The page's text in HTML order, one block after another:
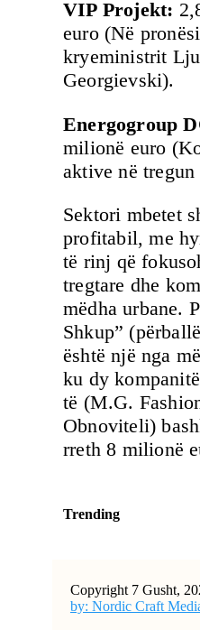
VIP Projekt:
euro (Në
kryeministrit
Georgievski).
Energogroup
milionë euro
aktive në tregun
Sektori mbetet
profitabil, me
të rinj që
tregtare dhe
mëdha urbane.
Shkup”
është një nga
ku dy
të (M.G.
Obnoviteli)
rreth 8 milionë
Trending
Copyright 7 Gusht,
by: Nordic Craft